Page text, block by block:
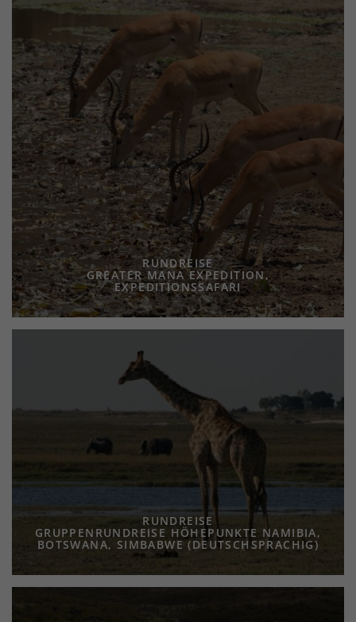
RUNDREISE
GREATER MANA EXPEDITION,
EXPEDITIONSSAFARI
RUNDREISE
GRUPPENRUNDREISE HÖHEPUNKTE NAMIBIA,
BOTSWANA, SIMBABWE (DEUTSCHSPRACHIG)